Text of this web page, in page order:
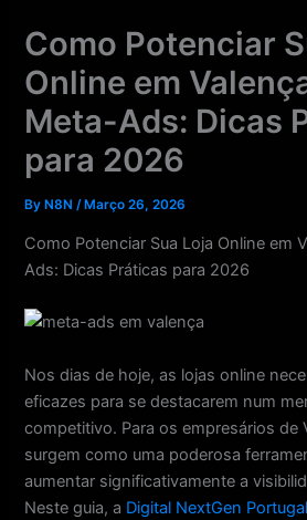
content
Como Potenciar
Online em
Meta-Ads: Dicas
para 2026
ByN8N/Março 26, 2026
Como Potenciar Sua Loja Online em
Ads: Dicas Práticas para 2026
Nos dias de hoje, as lojas online
eficazes para se destacarem num
competitivo. Para os empresários de
surgem como uma poderosa
aumentar significativamente a
Neste guia, a Digital NextGen Portugal